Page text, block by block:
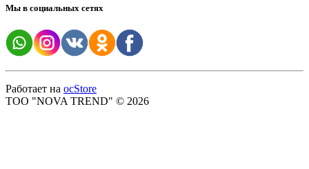
Мы в социальных сетях
Работает на ocStore
ТОО "NOVA TREND" © 2026